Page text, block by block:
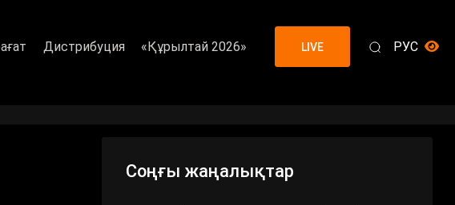
Дистрибуция «Құрылтай 2026» LIVE РУС
Соңғы жаңалықтар